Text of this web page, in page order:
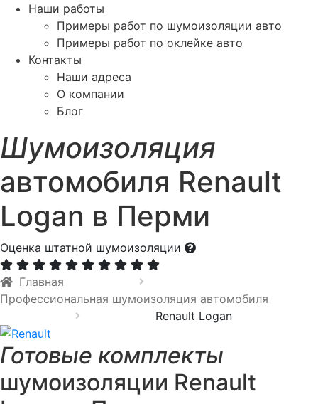
Наши работы
Примеры работ по шумоизоляции авто
Примеры работ по оклейке авто
Контакты
Наши адреса
О компании
Блог
Шумоизоляция
автомобиля Renault
Logan в Перми
Оценка штатной шумоизоляции
Главная
Профессиональная шумоизоляция автомобиля
Renault Logan
Готовые комплекты
шумоизоляции Renault